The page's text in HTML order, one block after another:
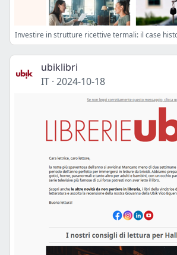
ubiklibri
IT · 2024-10-18